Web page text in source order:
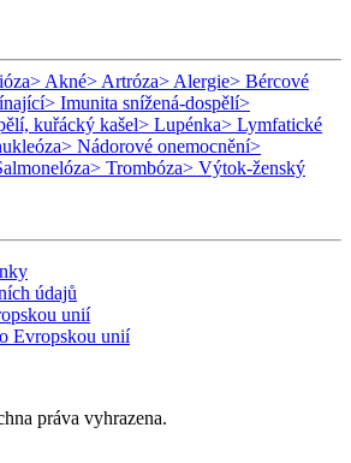
> Akné> Artróza> Alergie> Bércové
> Imunita snížená-dospělí>
kuřácký kašel> Lupénka> Lymfatické
> Nádorové onemocnění>
> Trombóza> Výtok-ženský
údajů
unií
Evropskou unií
práva vyhrazena.